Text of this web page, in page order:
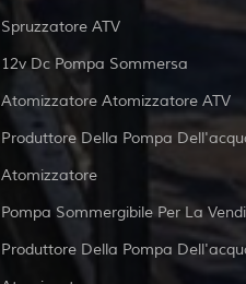
Spruzzatore ATV
12v Dc Pompa Sommersa
Atomizzatore Atomizzatore ATV
Produttore Della Pompa
Atomizzatore
Pompa Sommergibile Per La
Produttore Della Pompa